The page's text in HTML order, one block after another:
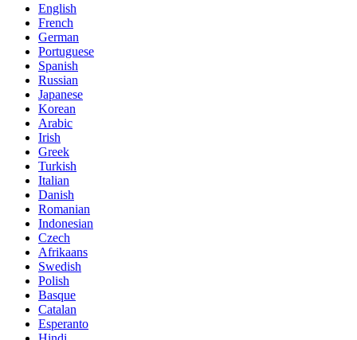
English
French
German
Portuguese
Spanish
Russian
Japanese
Korean
Arabic
Irish
Greek
Turkish
Italian
Danish
Romanian
Indonesian
Czech
Afrikaans
Swedish
Polish
Basque
Catalan
Esperanto